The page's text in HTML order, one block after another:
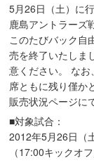
5月26日（土）に
鹿島アントラーズ
このたびバック自
売を終了いたしま
意ください。 な
席ともに残り僅か
販売状況ページに
■対象試合：
2012年5月26日（
（17:00キックオ